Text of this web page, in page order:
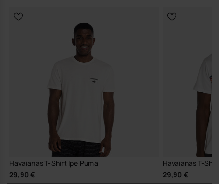
Havaianas T-Shirt Ipe Puma
29,90 €
Havaianas T-
29,90 €